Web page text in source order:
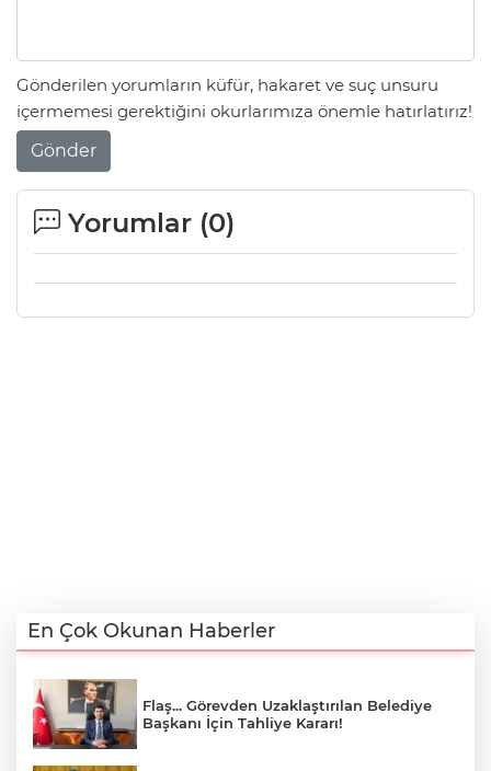
Gönderilen yorumların küfür, hakaret ve suç unsuru
içermemesi gerektiğini okurlarımıza önemle hatırlatırız!
Gönder
Yorumlar (0)
En Çok Okunan Haberler
Flaş... Görevden Uzaklaştırılan Belediye
Başkanı İçin Tahliye Kararı!